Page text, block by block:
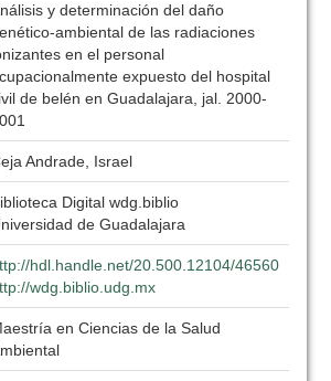
y determinación del daño
ambiental de las radiaciones
en el personal
expuesto del hospital
de belén en Guadalajara, jal. 2000-
Andrade, Israel
Digital wdg.biblio
de Guadalajara
hdl.handle.net/20.500.12104/46560
wdg.biblio.udg.mx
en Ciencias de la Salud